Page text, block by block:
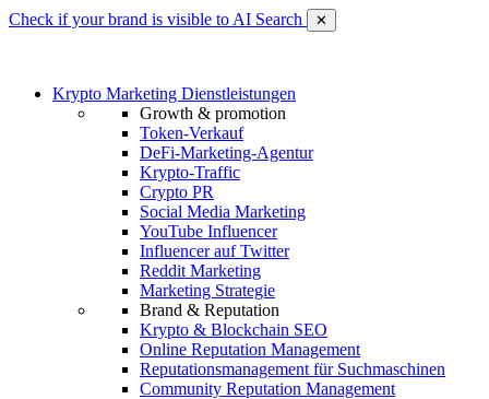
Check if your brand is visible to AI Search ✕
Krypto Marketing Dienstleistungen
Growth & promotion
Token-Verkauf
DeFi-Marketing-Agentur
Krypto-Traffic
Crypto PR
Social Media Marketing
YouTube Influencer
Influencer auf Twitter
Reddit Marketing
Marketing Strategie
Brand & Reputation
Krypto & Blockchain SEO
Online Reputation Management
Reputationsmanagement für Suchmaschinen
Community Reputation Management